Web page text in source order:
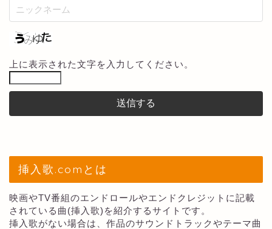
上に表示された文字を入力してください。
挿入歌.comとは
映画やTV番組のエンドロールやエンドクレジットに記載
されている曲(挿入歌)を紹介するサイトです。
挿入歌がない場合は、作品のサウンドトラックやテーマ曲